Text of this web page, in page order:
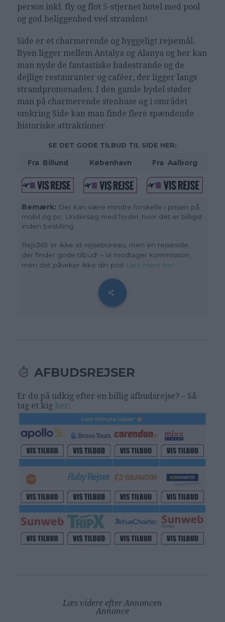
person inkl. fly og flot 5-stjernet hotel med pool
og god beliggenhed ved stranden!
Side er et charmerende og hyggeligt rejsemål.
Byen ligger mellem Antalya og Alanya og her kan
man nyde de fantastiske badestrande og de
dejlige restauranter og caféer, der ligger langs
strandpromenaden. I den gamle bydel støder
man på charmerende stenhuse og i området
omkring Side kan man finde flere spændende
historiske attraktioner.
SE DET GODE TILBUD TIL SIDE HER:
Fra Billund København Fra _Aalborg
Bemærk: Der kan være mindre forskelle i prisen på
mobil og pc. Undersøg med fordel, hvor det er billigst
inden bestilling.
Rejs365 er ikke et rejsebureau, men en rejseside,
der finder gode tilbud! – Vi modtager kommission,
men det påvirker ikke din pris! Læs mere her
AFBUDSREJSER
Er du på udkig efter en billig afbudsrejse? – Så
tag et kig her:
Læs videre efter Annoncen
Annonce